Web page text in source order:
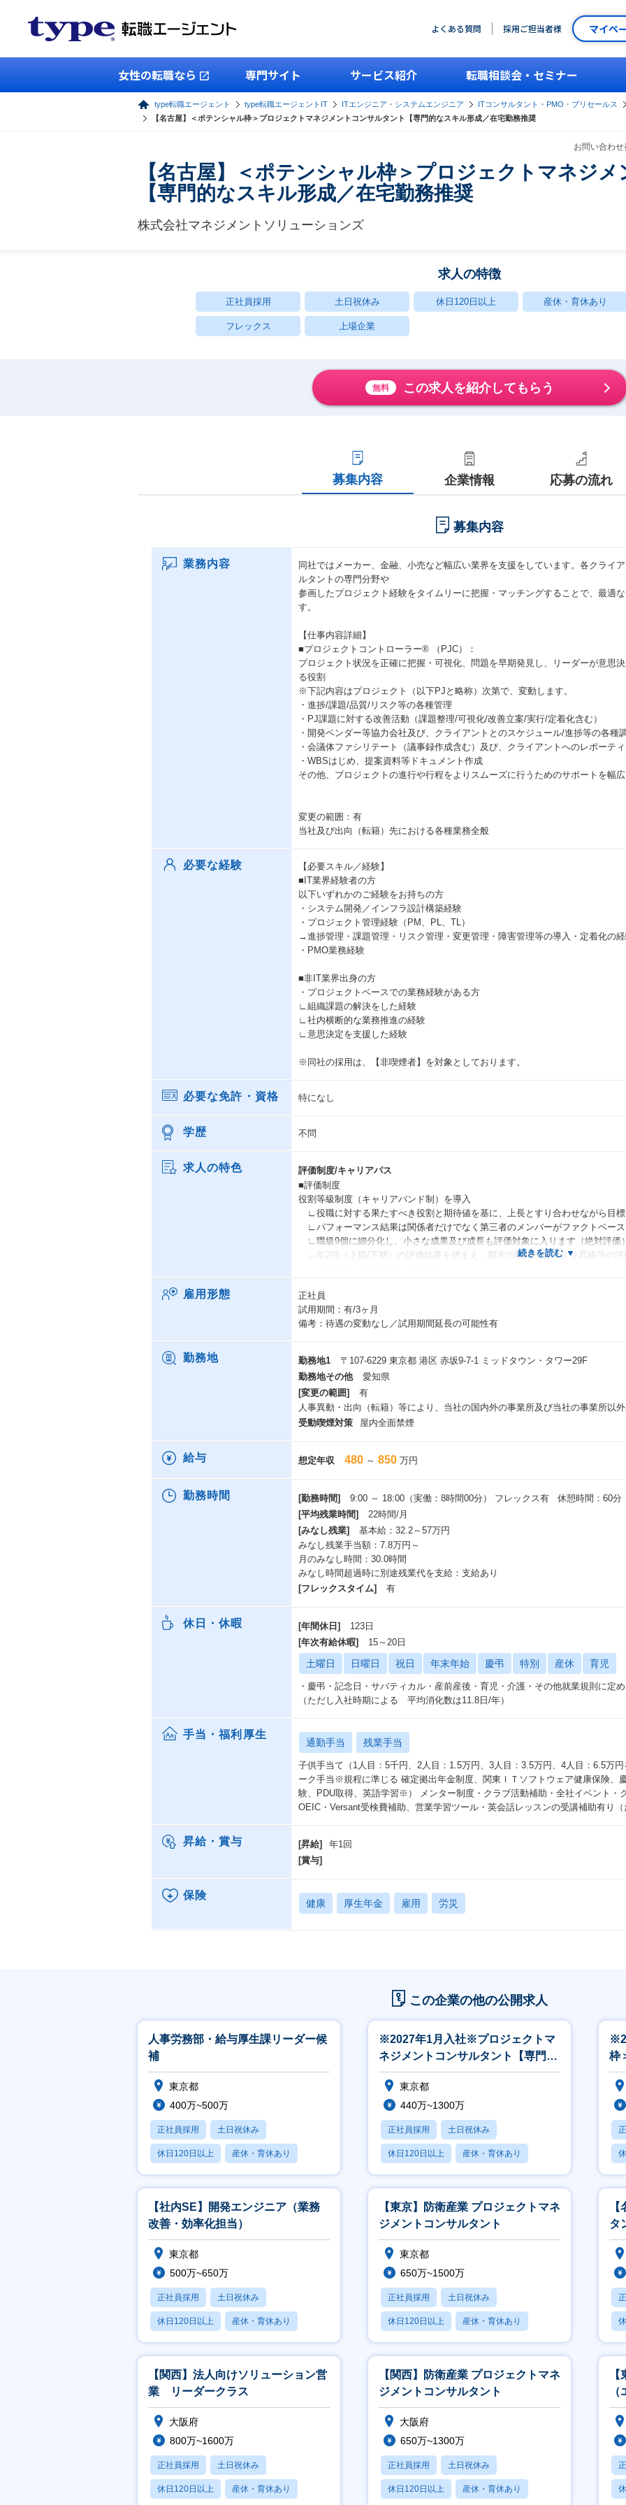
よくある質問 採用ご担当者様 マイペ
女性の転職なら 専門サイト サービス紹介 転職相談会・セミナー
type転職エージェント type転職エージェントIT ITエンジニア・システムエンジニア ITコンサルタント・PMO・プリセールス
【名古屋】＜ポテンシャル枠＞プロジェクトマネジメントコンサルタント【専門的なスキル形成／在宅勤務推奨
お問い合わ
【名古屋】＜ポテンシャル枠＞プロジェクトマネジ
【専門的なスキル形成／在宅勤務推奨
株式会社マネジメントソリューションズ
求人の特徴
正社員採用 土日祝休み 休日120日以上 産休・育休あり
フレックス 上場企業
無料 この求人を紹介してもらう
募集内容 企業情報 応募の流れ
募集内容
業務内容
同社ではメーカー、金融、小売など幅広い業界を支援をしています。各クライ
ルタントの専門分野や
参画したプロジェクト経験をタイムリーに把握・マッチングすることで、最適
す。
【仕事内容詳細】
■プロジェクトコントローラー® （PJC）：
プロジェクト状況を正確に把握・可視化、問題を早期発見し、リーダーが意思
る役割
※下記内容はプロジェクト（以下PJと略称）次第で、変動します。
・進捗/課題/品質/リスク等の各種管理
・PJ課題に対する改善活動（課題整理/可視化/改善立案/実行/定着化含む）
・開発ベンダー等協力会社及び、クライアントとのスケジュール/進捗等の各種
・会議体ファシリテート（議事録作成含む）及び、クライアントへのレポーテ
・WBSはじめ、提案資料等ドキュメント作成
その他、プロジェクトの進行や行程をよりスムーズに行うためのサポートを幅広
変更の範囲：有
当社及び出向（転籍）先における各種業務全般
必要な経験
【必要スキル／経験】
■IT業界経験者の方
以下いずれかのご経験をお持ちの方
・システム開発／インフラ設計構築経験
・プロジェクト管理経験（PM、PL、TL）
→進捗管理・課題管理・リスク管理・変更管理・障害管理等の導入・定着化の
・PMO業務経験
■非IT業界出身の方
・プロジェクトベースでの業務経験がある方
∟組織課題の解決をした経験
∟社内横断的な業務推進の経験
∟意思決定を支援した経験
※同社の採用は、【非喫煙者】を対象としております。
必要な免許・資格 特になし
学歴 不問
求人の特色
評価制度/キャリアパス
■評価制度
役割等級制度（キャリアバンド制）を導入
∟役職に対する果たすべき役割と期待値を基に、上長とすり合わせながら目
∟パフォーマンス結果は関係者だけでなく第三者のメンバーがファクトベー
∟職級9個に細分化し、小さな成果及び成長も評価対象に入ります（絶対評価）
∟年2回（上期/下期）の評価結果を踏まえ、期末の取締役会により昇格等の評
■キャリアパス
PMOとしてのキャリアは以下①～④のステップがあります。
①プロジェクトアドミニストレーター
③プロジェクトマネジメントアナリスト
④プロジェクトマネジメントコンサルタント
・プロジェクトマネジメントの次のステップとしては、デリバリーマネージャー
お客様を持ち、チームメンバー管理を行っていただきます。 又社内公募制度等
PMO以外の職種に社内でキャリアチェンジをすることも可能です。
①最長15日の入社研修
②案件参画までの準備
・入社後研修後～参画プロジェクトの決定までは、e-learningによる自己研鑽や
だきます。
③お客様先へ配属
・社内面談、お客様面談を通して案件への配属が決定されます。
雇用形態
正社員
試用期間：有/3ヶ月
備考：待遇の変動なし／試用期間延長の可能性有
勤務地 勤務地1
〒107-6229 東京都 港区 赤坂9-7-1 ミッドタウン・タワー29F
勤務地その他
愛知県
[変更の範囲]
有
人事異動・出向（転籍）等により、当社の国内外の事業所及び当社の事業所以
受動喫煙対策
屋内全面禁煙
給与 想定年収 480 ～ 850 万円
勤務時間 [勤務時間]
9:00 ～ 18:00（実働：8時間00分） フレックス有 休憩時間：60分
[平均残業時間]
22時間/月
[みなし残業]
基本給：32.2～57万円
みなし残業手当額：7.8万円～
月のみなし時間：30.0時間
みなし時間超過時に別途残業代を支給：支給あり
[フレックスタイム]
有
休日・休暇 [年間休日]
123日
[年次有給休暇]
15～20日
土曜日 日曜日 祝日 年末年始 慶弔 特別 産休 育児
・慶弔・記念日・サバティカル・産前産後・育児・介護・その他就業規則に定
（ただし入社時期による 平均消化数は11.8日/年）
手当・福利厚生
通勤手当 残業手当
子供手当て（1人目：5千円、2人目：1.5万円、3人目：3.5万円、4人目：6.5万
ーク手当※規程に準じる 確定拠出年金制度、関東ＩＴソフトウェア健康保険、
験、PDU取得、英語学習※） メンター制度・クラブ活動補助・全社イベント
OEIC・Versant受検費補助、営業学習ツール・英会話レッスンの受講補助有り（
昇給・賞与 [昇給]
年1回
[賞与]
保険
健康 厚生年金 雇用 労災
この企業の他の公開求人
人事労務部・給与厚生課リーダー候
補
東京都
400万~500万
正社員採用 土日祝休み
休日120日以上 産休・育休あり
学歴不問
※2027年1月入社※プロジェクトマ
ネジメントコンサルタント【専門的
なスキル形成／在宅勤務推奨】
東京都
440万~1300万
正社員採用 土日祝休み
休日120日以上 産休・育休あり
パパママ社員活躍中
枠
ス
【社内SE】開発エンジニア（業務
改善・効率化担当）
東京都
500万~650万
正社員採用 土日祝休み
休日120日以上 産休・育休あり
学歴不問
【東京】防衛産業 プロジェクトマネ
ジメントコンサルタント
東京都
650万~1500万
正社員採用 土日祝休み
休日120日以上 産休・育休あり
学歴不問
タ
【関西】法人向けソリューション営
業 リーダークラス
大阪府
800万~1600万
正社員採用 土日祝休み
休日120日以上 産休・育休あり
【関西】防衛産業 プロジェクトマネ
ジメントコンサルタント
大阪府
650万~1300万
正社員採用 土日祝休み
休日120日以上 産休・育休あり
20